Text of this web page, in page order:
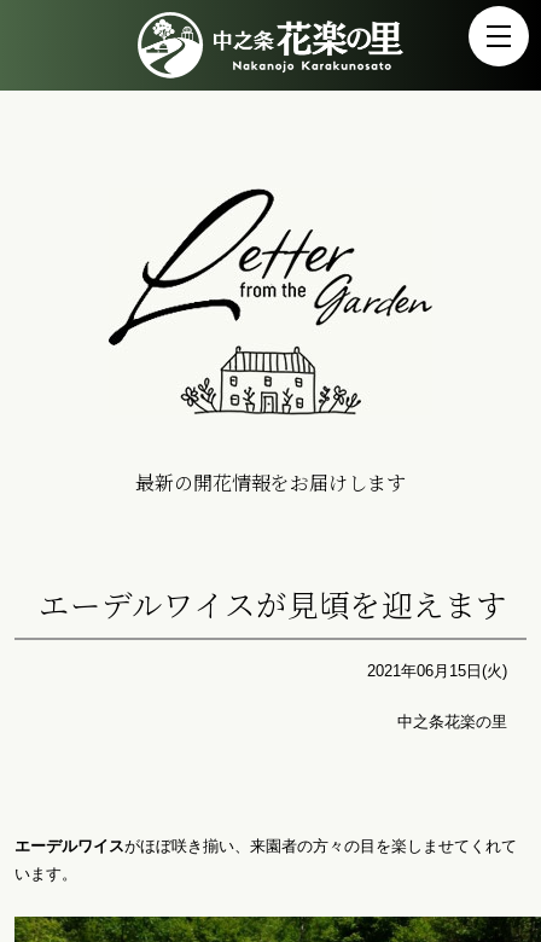
最新の開花情報をお届けします
エーデルワイスが見頃を迎えます
2021年06月15日(火)
中之条花楽の里
エーデルワイスがほぼ咲き揃い、来園者の方々の目を楽しませてくれて
います。